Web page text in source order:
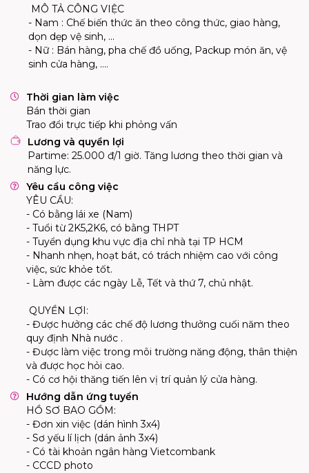
MÔ TẢ CÔNG VIỆC
- Nam : Chế biến thức ăn theo công thức, giao hàng,
dọn dẹp vệ sinh, ...
- Nữ : Bán hàng, pha chế đồ uống, Packup món ăn, vệ
sinh cửa hàng, ….
Thời gian làm việc
Bán thời gian
Trao đổi trực tiếp khi phỏng vấn
Lương và quyền lợi
Partime: 25.000 đ/1 giờ. Tăng lương theo thời gian và
năng lực.
Yêu cầu công việc
YÊU CẦU:
- Có bằng lái xe (Nam)
- Tuổi từ 2K5,2K6, có bằng THPT
- Tuyển dụng khu vực địa chỉ nhà tại TP HCM
- Nhanh nhẹn, hoạt bát, có trách nhiệm cao với công
việc, sức khỏe tốt.
- Làm được các ngày Lễ, Tết và thứ 7, chủ nhật.
QUYỀN LỢI:
- Được hưởng các chế độ lương thưởng cuối năm theo
quy định Nhà nước .
- Được làm việc trong môi trường năng động, thân thiện
và được học hỏi cao.
- Có cơ hội thăng tiến lên vị trí quản lý cửa hàng.
Hướng dẫn ứng tuyển
HỒ SƠ BAO GỒM:
- Đơn xin việc (dán hình 3x4)
- Sơ yếu lí lịch (dán ảnh 3x4)
- Có tài khoản ngân hàng Vietcombank
- CCCD photo